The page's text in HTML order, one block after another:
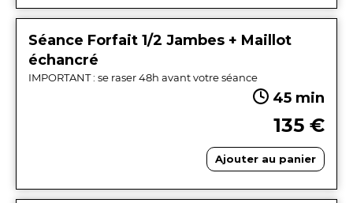
Séance Forfait 1/2 Jambes + Maillot
échancré
IMPORTANT : se raser 48h avant votre séance
45 min
135 €
Ajouter au panier